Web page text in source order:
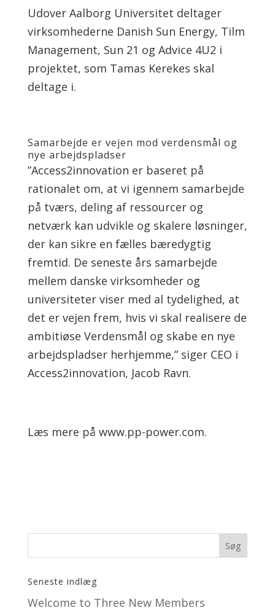
Udover Aalborg Universitet deltager
virksomhederne Danish Sun Energy, Tilm
Management, Sun 21 og Advice 4U2 i
projektet, som Tamas Kerekes skal
deltage i.
Samarbejde er vejen mod verdensmål og
nye arbejdspladser
”Access2innovation er baseret på
rationalet om, at vi igennem samarbejde
på tværs, deling af ressourcer og
netværk kan udvikle og skalere løsninger,
der kan sikre en fælles bæredygtig
fremtid. De seneste års samarbejde
mellem danske virksomheder og
universiteter viser med al tydelighed, at
det er vejen frem, hvis vi skal realisere de
ambitiøse Verdensmål og skabe en nye
arbejdspladser herhjemme,” siger CEO i
Access2innovation, Jacob Ravn.
Læs mere på www.pp-power.com.
Seneste indlæg
Welcome to Three New Members